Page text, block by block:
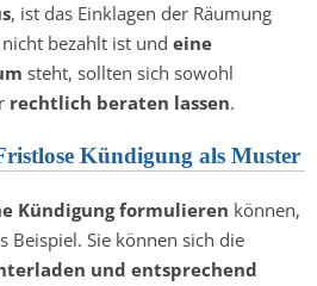
, ist das Einklagen der Räumung
bezahlt ist und eine
steht, sollten sich sowohl
rechtlich beraten lassen.
Kündigung als Muster
Kündigung formulieren können,
Beispiel. Sie können sich die
und entsprechend